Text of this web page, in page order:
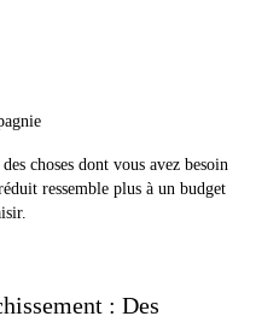
choses dont vous avez besoin
ressemble plus à un budget
: Des